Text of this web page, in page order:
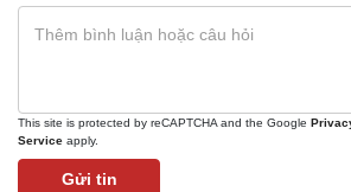
This site is protected by reCAPTCHA and the Google
Service apply.
Gửi tin